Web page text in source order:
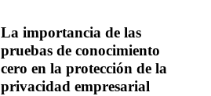
La importancia de las
pruebas de conocimiento
cero en la protección de la
privacidad empresarial